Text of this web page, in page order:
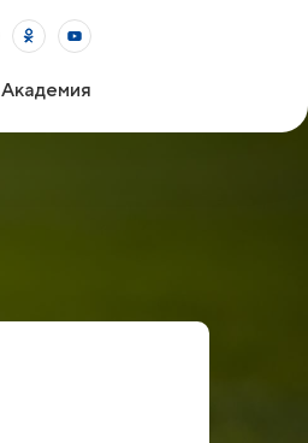
Академия